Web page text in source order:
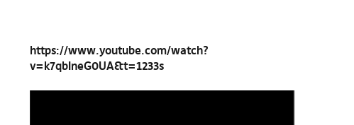
https://www.youtube.com/watch?
v=k7qbIneG0UA&t=1233s